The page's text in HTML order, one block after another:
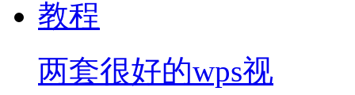
两套很好的wps视